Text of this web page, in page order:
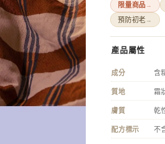
限量商品 →
預防初老 →
產品屬性
成分 含
質地 霜
膚質 乾
配方標示 不